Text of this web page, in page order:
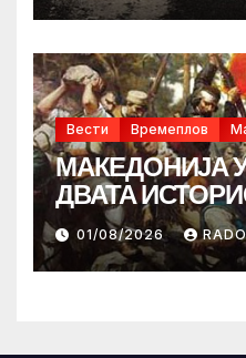
Вести Времеплов
МАКЕДОНИЈА
ДВАТА
ИЛИНДЕНА!
01/08/2026